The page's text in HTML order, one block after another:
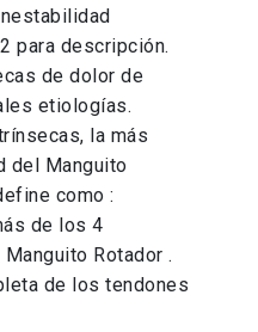
para descripción.
de dolor de
etiologías.
la más
del Manguito
como :
de los 4
Rotador .
de los tendones